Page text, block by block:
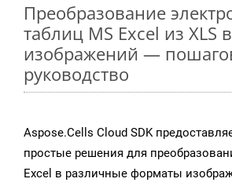
Преобразование
таблиц MS Excel из XLS
изображений —
руководство
Aspose.Cells Cloud SDK
простые решения для
Excel в различные форматы